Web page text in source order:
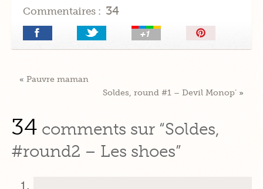
Commentaires : 34
Épingler!
«Pauvre maman
Soldes, round #1 – Devil Monop’»
34 comments sur “Soldes,
#round2 – Les shoes”